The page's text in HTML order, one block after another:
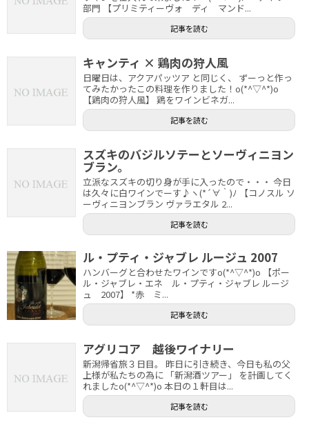
部門 【プリミティーヴォ ディ マンド...
記事を読む
キャンティ × 鶏肉の狩人風
日曜日は、アクアパッツア と同じく、 ずーっと作っ
てみたかったこの料理を作りました！o(*^▽^*)o
【鶏肉の狩人風】 鶏をワインビネガ...
記事を読む
スズキのバジルソテーとソーヴィニヨン
ブラン。
立派なスズキの切り身が手に入ったので・・・ 今日
は久々に白ワインでーす♪ヽ(*´∀｀)ﾉ 【コノスル ソ
ーヴィニヨンブラン ヴァラエタル 2...
記事を読む
ル・プティ・ジャブレ ルージュ 2007
ハンバーグと合わせたワインですo(*^▽^*)o 【ポー
ル・ジャブレ・エネ ル・プティ・ジャブレ ルージ
ュ 2007】 *赤 ミ...
記事を読む
アグリコア 越後ワイナリー
新潟帰省旅３日目。 昨日に引き続き、今日も私の父
上様が私たちの為に 「新潟酒ツアー」 を計画してく
れましたo(*^▽^*)o 本日の１軒目は...
記事を読む